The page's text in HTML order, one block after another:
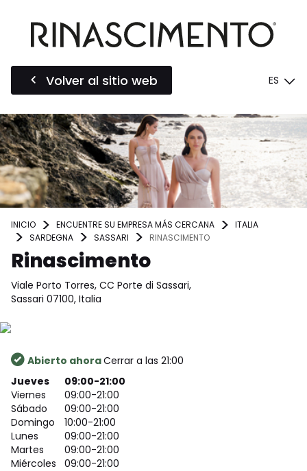
Volver al sitio web ES
INICIO ENCUENTRE SU EMPRESA MÁS CERCANA
ITALIA
SARDEGNA
SASSARI RINASCIMENTO
Rinascimento
Viale Porto Torres, CC Porte di Sassari,
Sassari 07100, Italia
Abierto ahoraCerrar a las 21:00
Jueves
09:00-21:00
Viernes
09:00-21:00
Sábado
09:00-21:00
Domingo
10:00-21:00
Lunes
09:00-21:00
Martes
09:00-21:00
Miércoles
09:00-21:00